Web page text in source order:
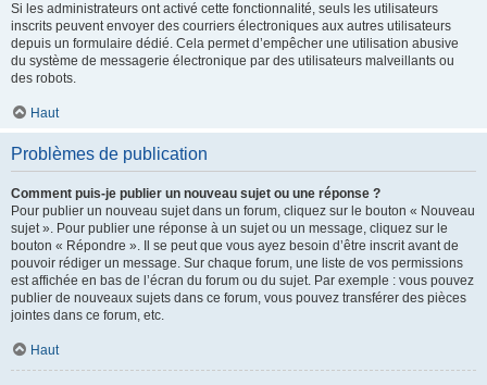
Si les administrateurs ont activé cette fonctionnalité, seuls les utilisateurs
inscrits peuvent envoyer des courriers électroniques aux autres utilisateurs
depuis un formulaire dédié. Cela permet d’empêcher une utilisation abusive
du système de messagerie électronique par des utilisateurs malveillants ou
des robots.
Haut
Problèmes de publication
Comment puis-je publier un nouveau sujet ou une réponse ?
Pour publier un nouveau sujet dans un forum, cliquez sur le bouton « Nouveau
sujet ». Pour publier une réponse à un sujet ou un message, cliquez sur le
bouton « Répondre ». Il se peut que vous ayez besoin d’être inscrit avant de
pouvoir rédiger un message. Sur chaque forum, une liste de vos permissions
est affichée en bas de l’écran du forum ou du sujet. Par exemple : vous pouvez
publier de nouveaux sujets dans ce forum, vous pouvez transférer des pièces
jointes dans ce forum, etc.
Haut